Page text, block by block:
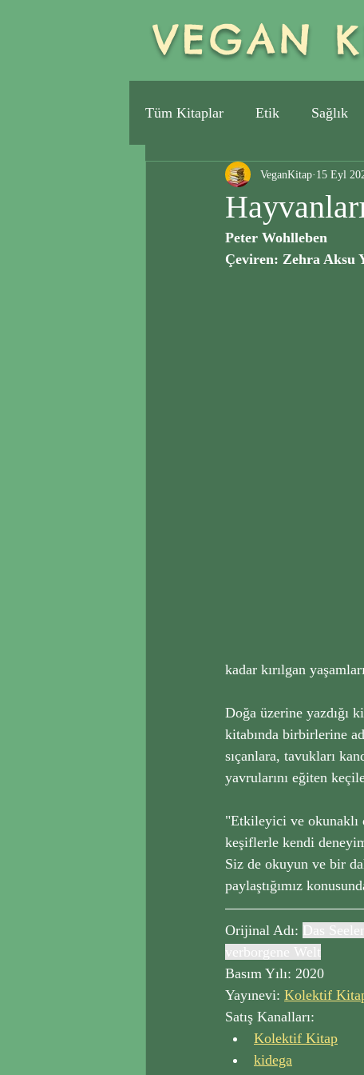
VEGAN
Tüm Kitaplar Etik Sağlık
VeganKitap 15 Eyl
Peter Wohlleben
Çeviren: Zehra Aksu
kadar kırılgan
Doğa üzerine yazdığı
kitabında birbirlerine
sıçanlara, tavukları
yavrularını eğiten
"Etkileyici ve okunaklı
keşiflerle kendi
Siz de okuyun ve bir
paylaştığımız
Orijinal Adı: Das
verborgene Welt
Basım Yılı: 2020
Yayınevi: Kolektif
Satış Kanalları:
Kolektif Kitap
kidega